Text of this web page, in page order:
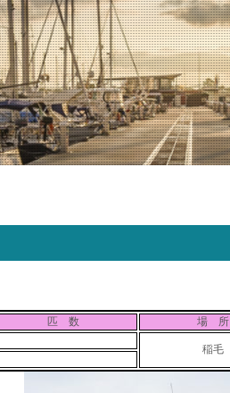
匹 数
場 所
稲毛